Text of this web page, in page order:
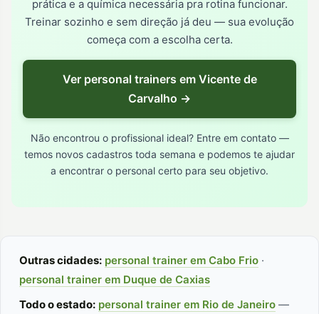
prática e a química necessária pra rotina funcionar.
Treinar sozinho e sem direção já deu — sua evolução
começa com a escolha certa.
Ver personal trainers em Vicente de
Carvalho →
Não encontrou o profissional ideal? Entre em contato —
temos novos cadastros toda semana e podemos te ajudar
a encontrar o personal certo para seu objetivo.
Outras cidades: personal trainer em Cabo Frio ·
personal trainer em Duque de Caxias
Todo o estado: personal trainer em Rio de Janeiro —